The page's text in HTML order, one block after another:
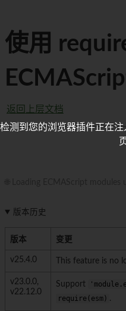
使用
返回上层文档
版本历史
版本 变更
v25.4.0 This feature is no
v23.0.0,
v22.12.0
Support
require(esm) .
检测到您的浏览器插件正在